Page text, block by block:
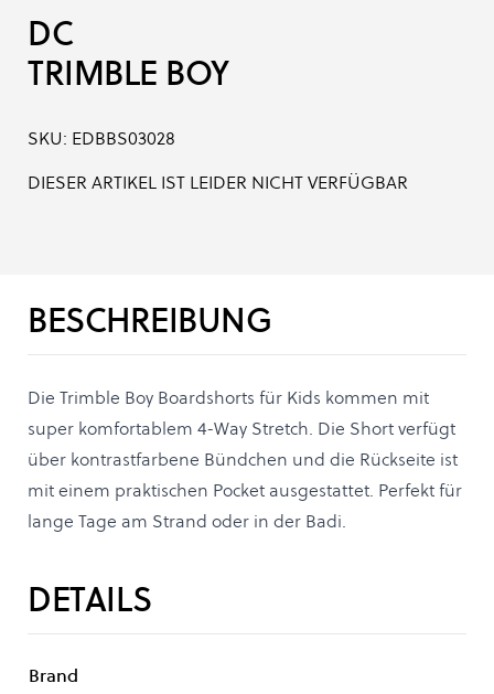
DC
TRIMBLE BOY
SKU: EDBBS03028
DIESER ARTIKEL IST LEIDER NICHT VERFÜGBAR
BESCHREIBUNG
Die Trimble Boy Boardshorts für Kids kommen mit
super komfortablem 4-Way Stretch. Die Short verfügt
über kontrastfarbene Bündchen und die Rückseite ist
mit einem praktischen Pocket ausgestattet. Perfekt für
lange Tage am Strand oder in der Badi.
DETAILS
Brand